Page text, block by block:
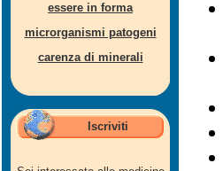
essere in forma
microrganismi patogeni
carenza di minerali
Iscriviti